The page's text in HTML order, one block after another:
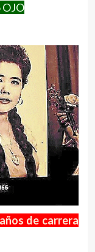
de carrera